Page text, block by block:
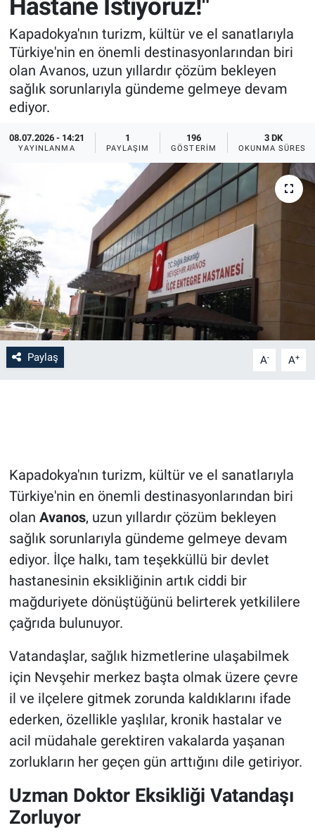
Hastane İstiyoruz!"
Kapadokya'nın turizm, kültür ve el sanatlarıyla
Türkiye'nin en önemli destinasyonlarından biri
olan Avanos, uzun yıllardır çözüm bekleyen
sağlık sorunlarıyla gündeme gelmeye devam
ediyor.
08.07.2026 - 14:21
YAYINLANMA
1
PAYLAŞIM
196
GÖSTERIM
3 DK
OKUNMA SÜRESI
Paylaş A- A+
Kapadokya'nın turizm, kültür ve el sanatlarıyla
Türkiye'nin en önemli destinasyonlarından biri
olan Avanos, uzun yıllardır çözüm bekleyen
sağlık sorunlarıyla gündeme gelmeye devam
ediyor. İlçe halkı, tam teşekküllü bir devlet
hastanesinin eksikliğinin artık ciddi bir
mağduriyete dönüştüğünü belirterek yetkililere
çağrıda bulunuyor.
Vatandaşlar, sağlık hizmetlerine ulaşabilmek
için Nevşehir merkez başta olmak üzere çevre
il ve ilçelere gitmek zorunda kaldıklarını ifade
ederken, özellikle yaşlılar, kronik hastalar ve
acil müdahale gerektiren vakalarda yaşanan
zorlukların her geçen gün arttığını dile getiriyor.
Uzman Doktor Eksikliği Vatandaşı
Zorluyor
Sağlık
Yerel
Genel
Asayiş
İlan - Duyuru- Mesaj
Türkiye Gündemi
Sizden Gelenler
Yaşam
Kültür
3.Sayfa
Medya
Bilim-Tek
Niğde
Kırşehir
Yerel
Asayiş
Kültür - Sanat
Politika
Çevre
İlan - Duyuru- Mesaj
Türkiye Gündemi
Sizden Gelenler